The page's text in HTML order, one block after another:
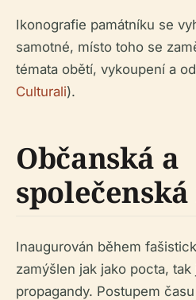
Ikonografie památníku se
samotné, místo toho se
témata obětí, vykoupení a
Culturali).
Občanská a
Inaugurován během
zamýšlen jak jako pocta,
propagandy. Postupem